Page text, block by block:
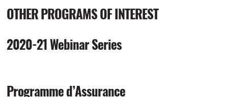
OTHER PROGRAMS OF INTEREST
2020-21 Webinar Series
Programme d’Assurance